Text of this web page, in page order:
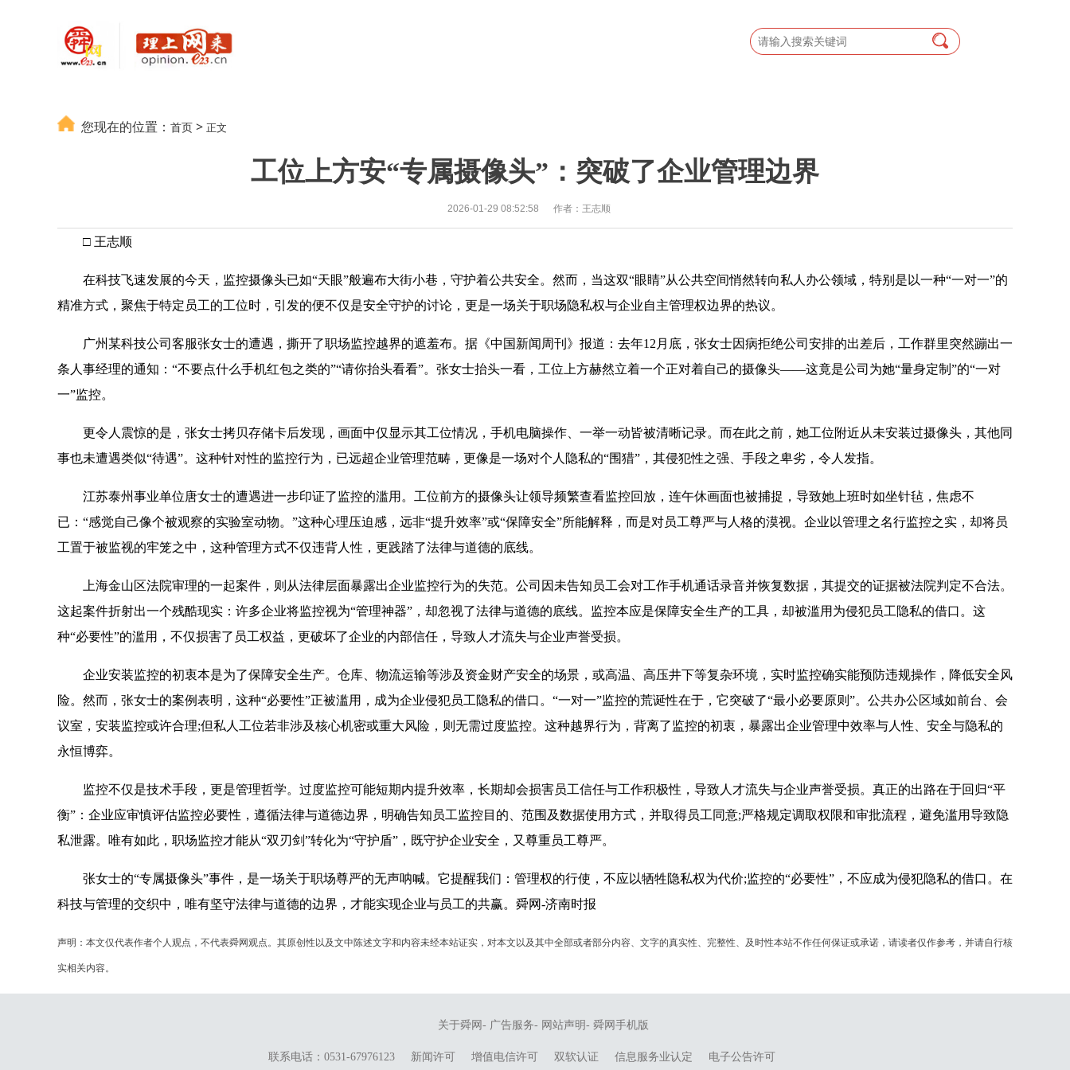
您现在的位置： 首页 > 正文
工位上方安“专属摄像头”：突破了企业管理边界
2026-01-29 08:52:58 作者：王志顺
□ 王志顺
在科技飞速发展的今天，监控摄像头已如“天眼”般遍布大街小巷，守护着公共安全。然而，当这双“眼睛”从公共空间悄然转向私人办公领域，特别是以一种“一对一”的
精准方式，聚焦于特定员工的工位时，引发的便不仅是安全守护的讨论，更是一场关于职场隐私权与企业自主管理权边界的热议。
广州某科技公司客服张女士的遭遇，撕开了职场监控越界的遮羞布。据《中国新闻周刊》报道：去年12月底，张女士因病拒绝公司安排的出差后，工作群里突然蹦出一
条人事经理的通知：“不要点什么手机红包之类的”“请你抬头看看”。张女士抬头一看，工位上方赫然立着一个正对着自己的摄像头——这竟是公司为她“量身定制”的“一对
一”监控。
更令人震惊的是，张女士拷贝存储卡后发现，画面中仅显示其工位情况，手机电脑操作、一举一动皆被清晰记录。而在此之前，她工位附近从未安装过摄像头，其他同
事也未遭遇类似“待遇”。这种针对性的监控行为，已远超企业管理范畴，更像是一场对个人隐私的“围猎”，其侵犯性之强、手段之卑劣，令人发指。
江苏泰州事业单位唐女士的遭遇进一步印证了监控的滥用。工位前方的摄像头让领导频繁查看监控回放，连午休画面也被捕捉，导致她上班时如坐针毡，焦虑不
已：“感觉自己像个被观察的实验室动物。”这种心理压迫感，远非“提升效率”或“保障安全”所能解释，而是对员工尊严与人格的漠视。企业以管理之名行监控之实，却将员
工置于被监视的牢笼之中，这种管理方式不仅违背人性，更践踏了法律与道德的底线。
上海金山区法院审理的一起案件，则从法律层面暴露出企业监控行为的失范。公司因未告知员工会对工作手机通话录音并恢复数据，其提交的证据被法院判定不合法。
这起案件折射出一个残酷现实：许多企业将监控视为“管理神器”，却忽视了法律与道德的底线。监控本应是保障安全生产的工具，却被滥用为侵犯员工隐私的借口。这
种“必要性”的滥用，不仅损害了员工权益，更破坏了企业的内部信任，导致人才流失与企业声誉受损。
企业安装监控的初衷本是为了保障安全生产。仓库、物流运输等涉及资金财产安全的场景，或高温、高压井下等复杂环境，实时监控确实能预防违规操作，降低安全风
险。然而，张女士的案例表明，这种“必要性”正被滥用，成为企业侵犯员工隐私的借口。“一对一”监控的荒诞性在于，它突破了“最小必要原则”。公共办公区域如前台、会
议室，安装监控或许合理;但私人工位若非涉及核心机密或重大风险，则无需过度监控。这种越界行为，背离了监控的初衷，暴露出企业管理中效率与人性、安全与隐私的
永恒博弈。
监控不仅是技术手段，更是管理哲学。过度监控可能短期内提升效率，长期却会损害员工信任与工作积极性，导致人才流失与企业声誉受损。真正的出路在于回归“平
衡”：企业应审慎评估监控必要性，遵循法律与道德边界，明确告知员工监控目的、范围及数据使用方式，并取得员工同意;严格规定调取权限和审批流程，避免滥用导致隐
私泄露。唯有如此，职场监控才能从“双刃剑”转化为“守护盾”，既守护企业安全，又尊重员工尊严。
张女士的“专属摄像头”事件，是一场关于职场尊严的无声呐喊。它提醒我们：管理权的行使，不应以牺牲隐私权为代价;监控的“必要性”，不应成为侵犯隐私的借口。在
科技与管理的交织中，唯有坚守法律与道德的边界，才能实现企业与员工的共赢。舜网-济南时报
声明：本文仅代表作者个人观点，不代表舜网观点。其原创性以及文中陈述文字和内容未经本站证实，对本文以及其中全部或者部分内容、文字的真实性、完整性、及时性本站不作任何保证或承诺，请读者仅作参考，并请自行核
实相关内容。
关于舜网 - 广告服务- 网站声明- 舜网手机版
联系电话：0531-67976123 新闻许可 增值电信许可 双软认证 信息服务业认定 电子公告许可